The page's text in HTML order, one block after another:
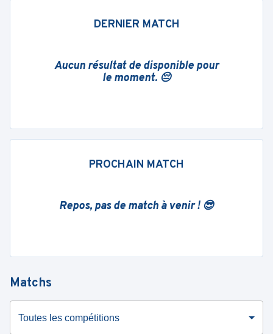
DERNIER MATCH
Aucun résultat de disponible pour
le moment. 😔
PROCHAIN MATCH
Repos, pas de match à venir ! 😎
Matchs
Toutes les compétitions